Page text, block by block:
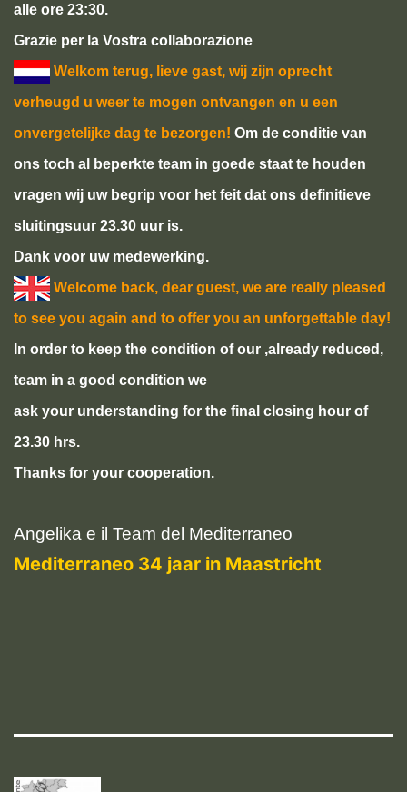
alle ore 23:30.
Grazie per la Vostra collaborazione
Welkom terug, lieve gast, wij zijn oprecht
verheugd u weer te mogen ontvangen en u een
onvergetelijke dag te bezorgen! Om de conditie van
ons toch al beperkte team in goede staat te houden
vragen wij uw begrip voor het feit dat ons definitieve
sluitingsuur 23.30 uur is.
Dank voor uw medewerking.
Welcome back, dear guest, we are really pleased
to see you again and to offer you an unforgettable day!
In order to keep the condition of our ,already reduced,
team in a good condition we
ask your understanding for the final closing hour of
23.30 hrs.
Thanks for your cooperation.
Angelika e il Team del Mediterraneo
Mediterraneo 34 jaar in Maastricht